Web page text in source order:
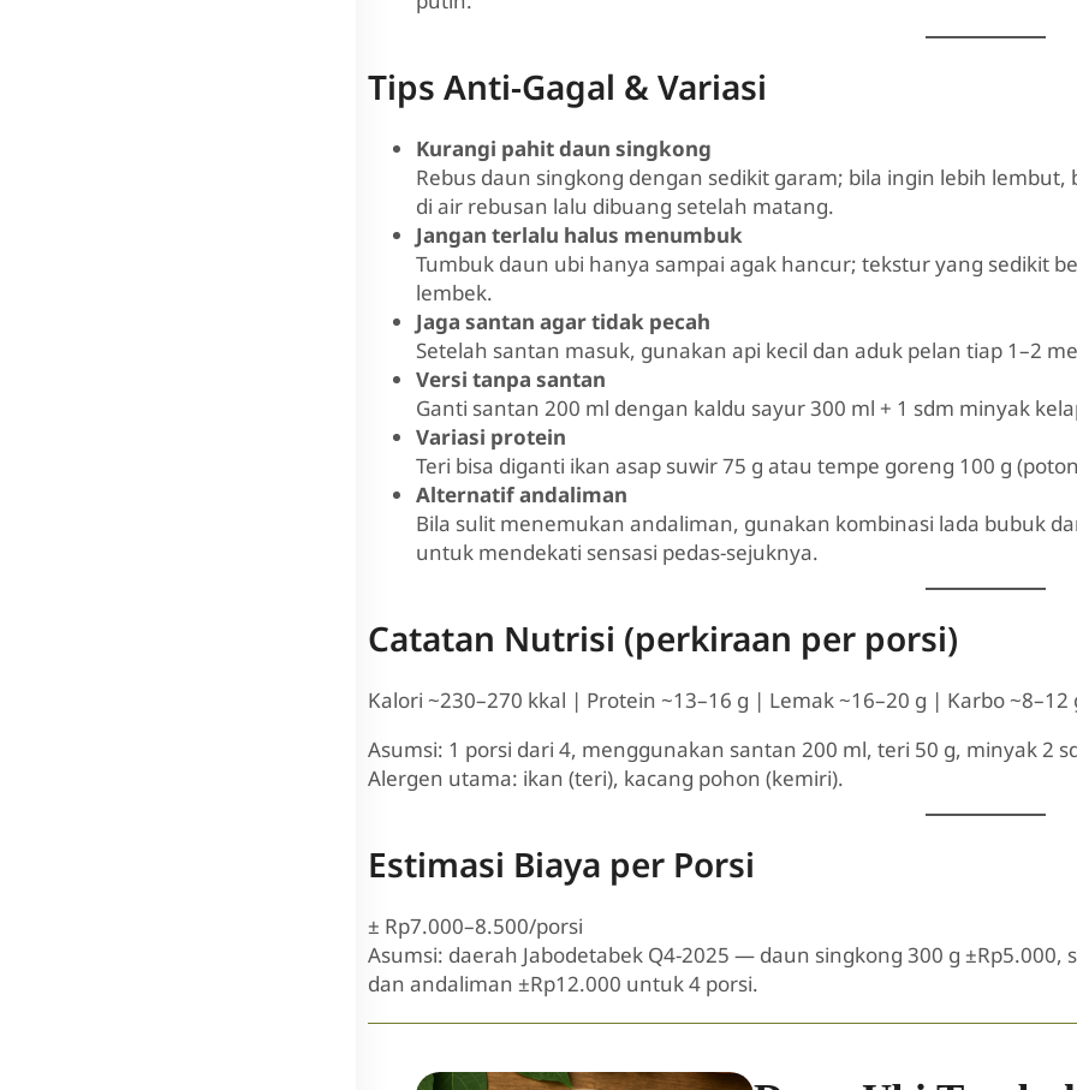
Tips Anti-Gagal & Variasi
Kurangi pahit daun singkong
Rebus daun singkong dengan sedikit garam; bila ingin lebih
di air rebusan lalu dibuang setelah matang.
Jangan terlalu halus menumbuk
Tumbuk daun ubi hanya sampai agak hancur; tekstur yang sedikit
lembek.
Jaga santan agar tidak pecah
Setelah santan masuk, gunakan api kecil dan aduk pelan tiap 1–2
Versi tanpa santan
Ganti santan 200 ml dengan kaldu sayur 300 ml + 1 sdm minyak
Variasi protein
Teri bisa diganti ikan asap suwir 75 g atau tempe goreng 100 g
Alternatif andaliman
Bila sulit menemukan andaliman, gunakan kombinasi lada bubuk
untuk mendekati sensasi pedas-sejuknya.
Catatan Nutrisi (perkiraan per porsi)
Kalori ~230–270 kkal | Protein ~13–16 g | Lemak ~16–20 g | Karbo ~8–12
Asumsi: 1 porsi dari 4, menggunakan santan 200 ml, teri 50 g, minyak 2
Alergen utama: ikan (teri), kacang pohon (kemiri).
Estimasi Biaya per Porsi
± Rp7.000–8.500/porsi
Asumsi: daerah Jabodetabek Q4-2025 — daun singkong 300 g
dan andaliman ±Rp12.000 untuk 4 porsi.